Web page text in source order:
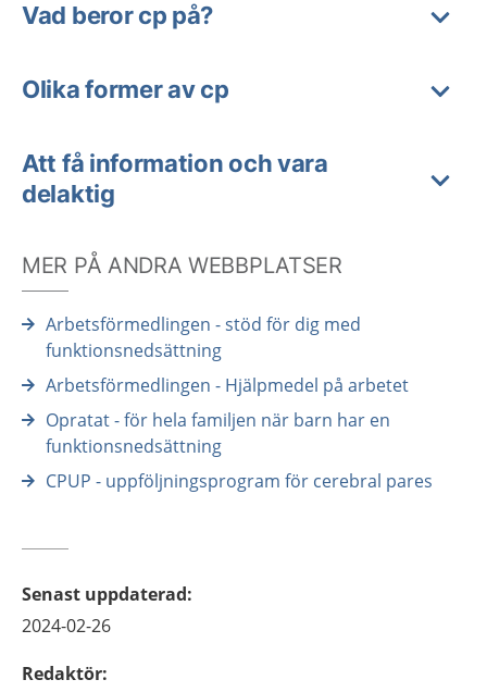
Vad beror cp på?
Olika former av cp
Att få information och vara
delaktig
MER PÅ ANDRA WEBBPLATSER
Arbetsförmedlingen - stöd för dig med
funktionsnedsättning
Arbetsförmedlingen - Hjälpmedel på arbetet
Opratat - för hela familjen när barn har en
funktionsnedsättning
CPUP - uppföljningsprogram för cerebral pares
Senast uppdaterad:
2024-02-26
Redaktör: